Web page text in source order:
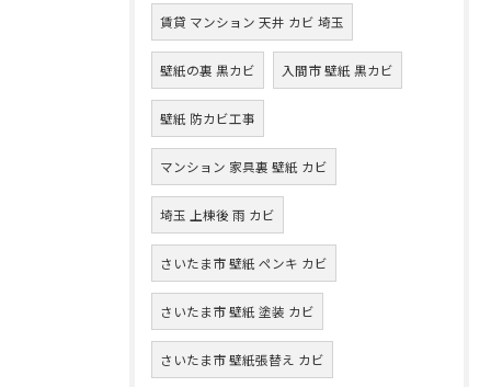
賃貸 マンション 天井 カビ 埼玉
壁紙の裏 黒カビ 入間市 壁紙 黒カビ
壁紙 防カビ工事
マンション 家具裏 壁紙 カビ
埼玉 上棟後 雨 カビ
さいたま市 壁紙 ペンキ カビ
さいたま市 壁紙 塗装 カビ
さいたま市 壁紙張替え カビ